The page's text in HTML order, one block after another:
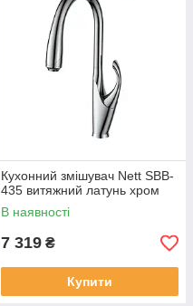
Кухонний змішувач Nett SВB-
435 витяжний латунь хром
В наявності
7 319 ₴
Купити